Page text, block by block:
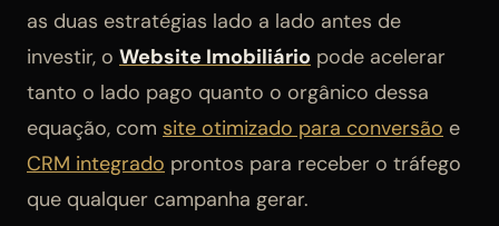
as duas estratégias lado a lado antes de
investir, o Website Imobiliário pode acelerar
tanto o lado pago quanto o orgânico dessa
equação, com site otimizado para conversão e
CRM integrado prontos para receber o tráfego
que qualquer campanha gerar.